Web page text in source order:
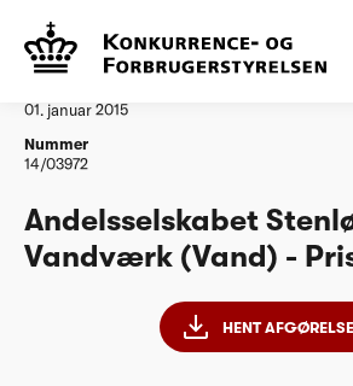
Vandtilsyn
01. januar 2015
Nummer
14/03972
Andelsselskabet
Vandværk (Vand) -
HENT AFGØRELSE